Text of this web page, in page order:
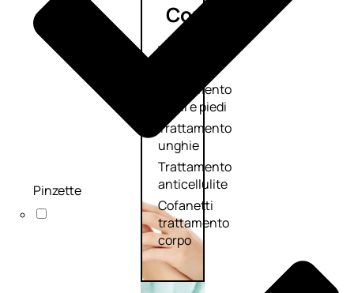
Corpo
Trattamento
Trattamento
mani e piedi
Trattamento
unghie
Trattamento
anticellulite
Cofanetti
trattamento
corpo
Pinzette